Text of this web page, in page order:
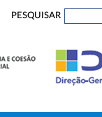
PESQUISAR